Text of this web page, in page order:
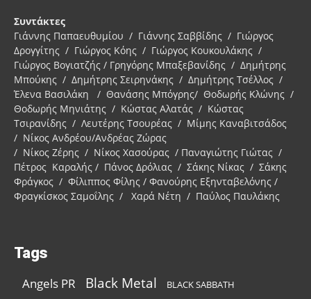
Συντάκτες
Γιάννης Παπαευθυμίου / Γιάννης Σαββίδης / Γιώργος
Δρογγίτης / Γιώργος Κόης / Γιώργος Κουκουλάκης /
Γιώργος Βογιατζής / Γρηγόρης Μπαξεβανίδης / Δημήτρης
Μπούκης / Δημήτρης Σειρηνάκης / Δημήτρης Τσέλλος /
Έλενα Βασιλάκη / Θανάσης Μπόγρης/ Θοδωρής Κλώνης /
Θοδωρής Μηνιάτης / Κώστας Αλατάς / Κώστας
Τσιρανίδης / Λευτέρης Τσουρέας / Μίμης Καναβιτσάδος
/ Νίκος Ανδρέου/Ανδρέας Ζώρας
/ Νίκος Ζέρης / Νίκος Χασούρας / Παναγιώτης Γιώτας /
Πέτρος Καραλής / Πάνος Δρόλιας / Σάκης Νίκας / Σάκης
Φράγκος / Φίλιππος Φίλης / Φανούρης Εξηνταβελόνης /
Φραγκίσκος Σαμοΐλης / Χαρά Νέτη / Παύλος Παυλάκης
Tags
Angels PR Black Metal BLACK SABBATH